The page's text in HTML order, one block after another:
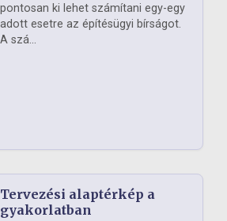
pontosan ki lehet számítani egy-egy
adott esetre az építésügyi bírságot.
A szá...
Tervezési alaptérkép a
gyakorlatban